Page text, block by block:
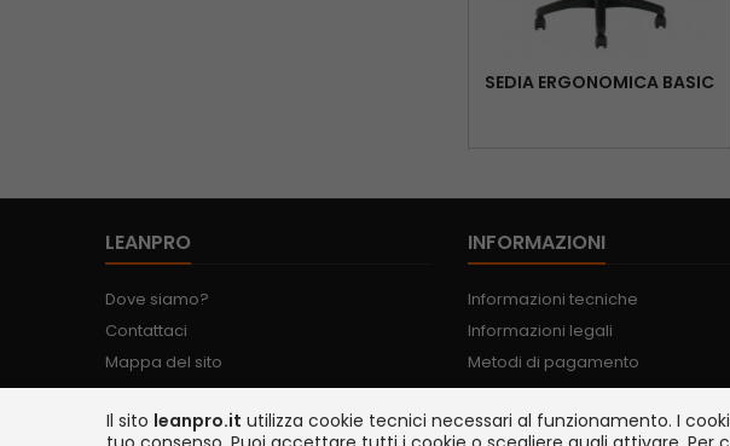
SEDIA ERGONOMICA BASIC
LEANPRO
Dove siamo?
Contattaci
Mappa del sito
INFORMAZIONI
Informazioni tecniche
Informazioni legali
Metodi di pagamento
Spedizione e consegna
Riservatezza e Sicurezza
Il sito leanpro.it utilizza cookie tecnici necessari al funzionamento. I